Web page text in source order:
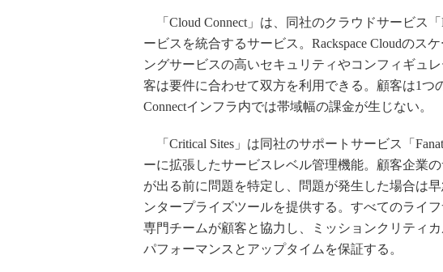
「Cloud Connect」は、同社のクラウドサービス
ービスを統合するサービス。Rackspace Cloudのス
ングサービスの高いセキュリティやコンフィギュ
客は要件に合わせて双方を利用できる。顧客は1つ
Connectインフラ内では帯域幅の課金が生じない。
「Critical Sites」は同社のサポートサービス「
ーに拡張したサービスレベル管理機能。顧客企業
が出る前に問題を特定し、問題が発生した場合は
ンタープライズツールを提供する。すべてのライフ
専門チームが顧客と協力し、ミッションクリティ
パフォーマンスとアップタイムを保証する。